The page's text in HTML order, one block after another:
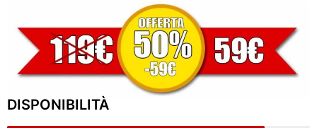
DISPONIBILITÀ